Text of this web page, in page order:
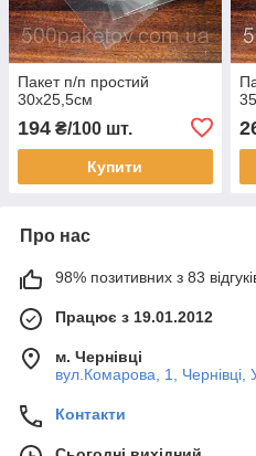
Пакет п/п простий
30х25,5см
194 ₴/100 шт.
Купити
Про нас
98% позитивних з 83
Працює з 19.01.2012
м. Чернівці
вул.Комарова, 1, Чернівці,
Контакти